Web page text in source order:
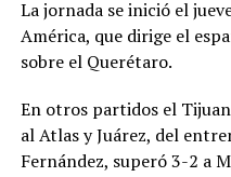
La jornada se inició el
América, que dirige el
sobre el Querétaro.
En otros partidos el
al Atlas y Juárez, del
Fernández, superó 3-2 a